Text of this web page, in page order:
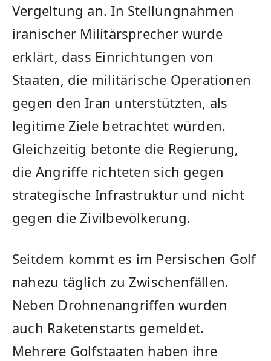
Vergeltung an. In Stellungnahmen
iranischer Militärsprecher wurde
erklärt, dass Einrichtungen von
Staaten, die militärische Operationen
gegen den Iran unterstützten, als
legitime Ziele betrachtet würden.
Gleichzeitig betonte die Regierung,
die Angriffe richteten sich gegen
strategische Infrastruktur und nicht
gegen die Zivilbevölkerung.
Seitdem kommt es im Persischen Golf
nahezu täglich zu Zwischenfällen.
Neben Drohnenangriffen wurden
auch Raketenstarts gemeldet.
Mehrere Golfstaaten haben ihre